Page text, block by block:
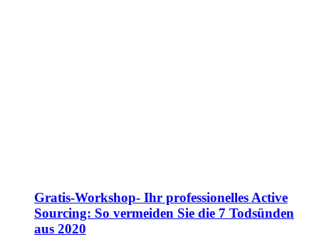
Gratis-Workshop- Ihr professionelles Active
Sourcing: So vermeiden Sie die 7 Todsünden
aus 2020